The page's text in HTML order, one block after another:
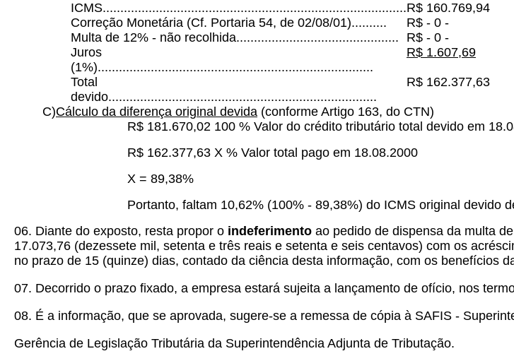
ICMS......................................................................................R$ 160.769,94
Correção Monetária (Cf. Portaria 54, de 02/08/01)..........
R$ - 0 -
Multa de 12% - não recolhida..............................................
R$ - 0 -
Juros
(1%)..............................................................................
R$ 1.607,69
Total
devido............................................................................
R$ 162.377,63
C)Cálculo da diferença original devida (conforme Artigo 163, do CTN)
R$ 181.670,02 100 % Valor do crédito tributário total devido em
R$ 162.377,63 X % Valor total pago em 18.08.2000
X = 89,38%
Portanto, faltam 10,62% (100% - 89,38%) do ICMS original devido
06. Diante do exposto, resta propor o indeferimento ao pedido de dispensa da multa
17.073,76 (dezessete mil, setenta e três reais e setenta e seis centavos) com os
no prazo de 15 (quinze) dias, contado da ciência desta informação, com os benefícios
07. Decorrido o prazo fixado, a empresa estará sujeita a lançamento de ofício, nos
08. É a informação, que se aprovada, sugere-se a remessa de cópia à SAFIS -
Gerência de Legislação Tributária da Superintendência Adjunta de Tributação.